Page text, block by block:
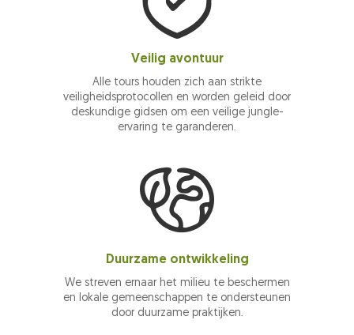
Veilig avontuur
Alle tours houden zich aan strikte
veiligheidsprotocollen en worden geleid door
deskundige gidsen om een veilige jungle-
ervaring te garanderen.
Duurzame ontwikkeling
We streven ernaar het milieu te beschermen
en lokale gemeenschappen te ondersteunen
door duurzame praktijken.